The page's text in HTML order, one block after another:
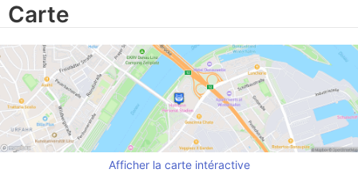
Carte
Afficher la carte intéractive